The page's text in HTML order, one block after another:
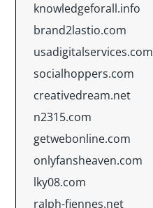
knowledgeforall.info
brand2lastio.com
usadigitalservices.com
socialhoppers.com
creativedream.net
n2315.com
getwebonline.com
onlyfansheaven.com
lky08.com
ralph-fiennes.net